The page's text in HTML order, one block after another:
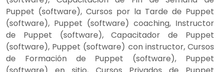
Puppet (software), Cursos por la Tarde de Puppet
(software), Puppet (software) coaching, Instructor
de Puppet (software), Capacitador de Puppet
(software), Puppet (software) con instructor, Cursos
de Formación de Puppet (software), Puppet